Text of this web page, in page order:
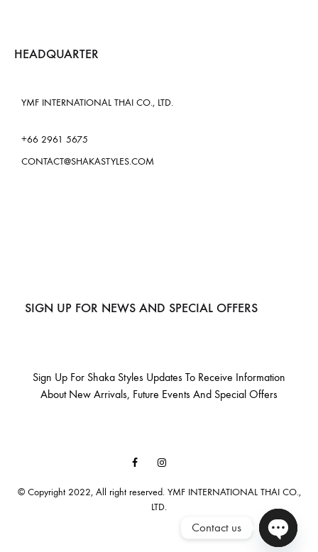
HEADQUARTER
YMF INTERNATIONAL THAI CO., LTD.
+66 2961 5675
CONTACT@SHAKASTYLES.COM
SIGN UP FOR NEWS AND SPECIAL OFFERS
Sign Up For Shaka Styles Updates To Receive Information
About New Arrivals, Future Events And Special Offers
© Copyright 2022, All right reserved. YMF INTERNATIONAL THAI CO.,
LTD.
FacebookInstagram
Contact us